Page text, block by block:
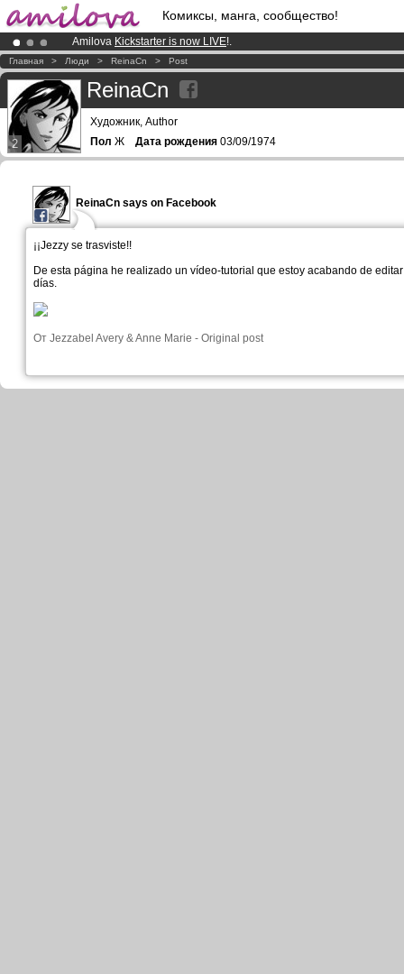
Комиксы, манга, сообщество!
Amilova Kickstarter is now LIVE!.
Premium membership from3.95 eurosper month !Get membership
Already 100000membersand 1000comics & mangas!.
Главная > Люди > ReinaCn > Post
2
ReinaCn
Художник, Author
Пол Ж Дата рождения 03/09/1974
ReinaCn says on Facebook
¡¡Jezzy se trasviste!!
De esta página he realizado un vídeo-tutorial que estoy acabando de
días.
От Jezzabel Avery & Anne Marie - Original post